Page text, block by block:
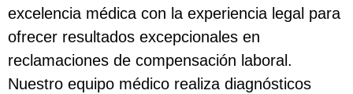
excelencia médica con la experiencia legal para
ofrecer resultados excepcionales en
reclamaciones de compensación laboral.
Nuestro equipo médico realiza diagnósticos